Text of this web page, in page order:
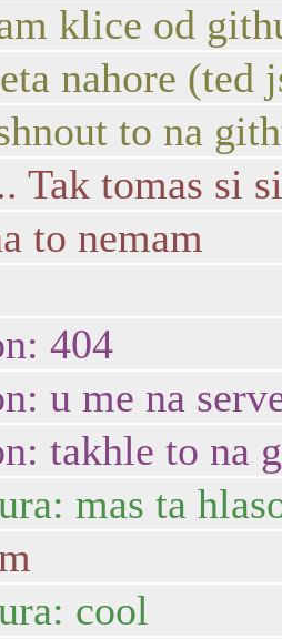
klice od
nahore (ted
to na
Tak tomas si
to nemam
404
u me na
takhle to na
mas ta
cool